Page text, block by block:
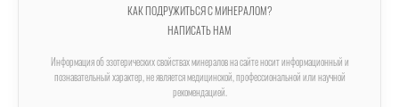
КАК ПОДРУЖИТЬСЯ С МИНЕРАЛОМ?
НАПИСАТЬ НАМ
Информация об эзотерических свойствах минералов на сайте носит информационный и
познавательный характер, не является медицинской, профессиональной или научной
рекомендацией.